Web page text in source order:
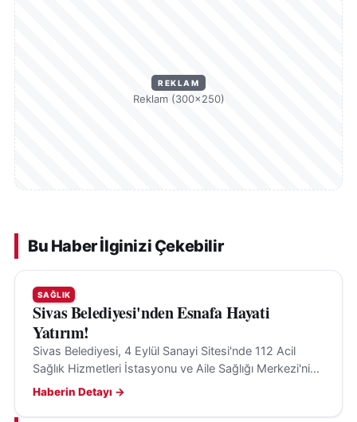
REKLAM
Reklam (300×250)
Bu Haber İlginizi Çekebilir
SAĞLIK
Sivas Belediyesi'nden Esnafa Hayati
Yatırım!
Sivas Belediyesi, 4 Eylül Sanayi Sitesi'nde 112 Acil
Sağlık Hizmetleri İstasyonu ve Aile Sağlığı Merkezi'nin
temelini attı, sağlık hizmetlerine erişim kolaylaşacak.
Haberin Detayı →